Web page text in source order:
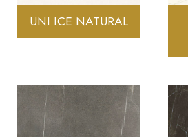
UNI ICE NATURAL